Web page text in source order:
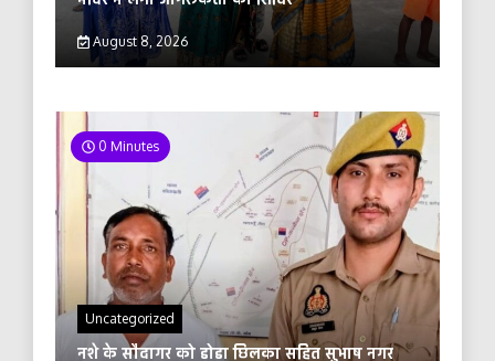
August 8, 2026
0 Minutes
Uncategorized
नशे के सौदागर को डोडा छिलका सहित सुभाष नगर